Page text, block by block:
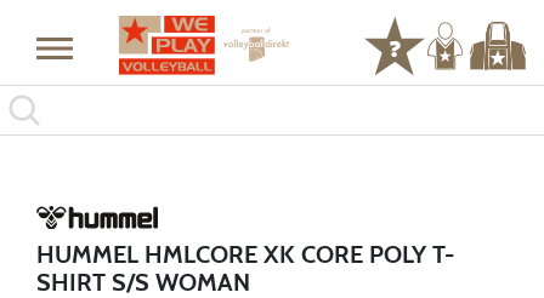
HUMMEL HMLCORE XK CORE POLY T-
SHIRT S/S WOMAN